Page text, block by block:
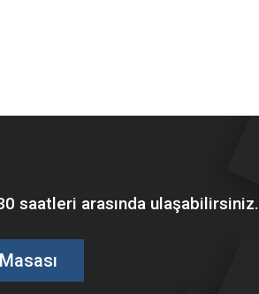
saatleri arasında ulaşabilirsiniz.